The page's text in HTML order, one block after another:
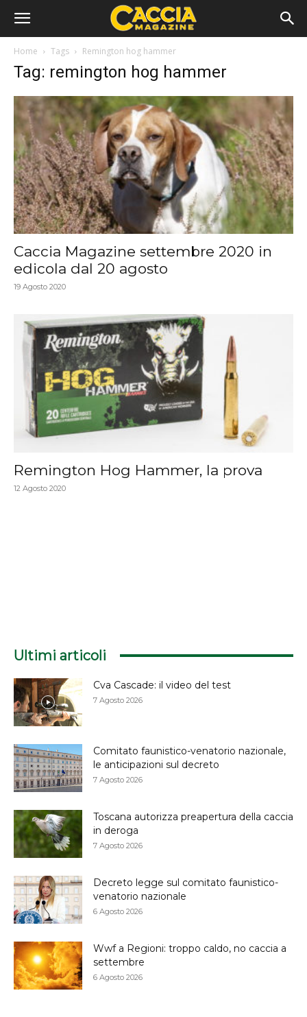
Home Tags Remington hog hammer
Tag: remington hog hammer
Caccia Magazine settembre 2020 in
edicola dal 20 agosto
19 Agosto 2020
Remington Hog Hammer, la prova
12 Agosto 2020
Ultimi articoli
Cva Cascade: il video del test
7 Agosto 2026
Comitato faunistico-venatorio nazionale,
le anticipazioni sul decreto
7 Agosto 2026
Toscana autorizza preapertura della caccia
in deroga
7 Agosto 2026
Decreto legge sul comitato faunistico-
venatorio nazionale
6 Agosto 2026
Wwf a Regioni: troppo caldo, no caccia a
settembre
6 Agosto 2026